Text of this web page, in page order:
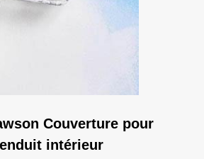
Couverture pour
intérieur